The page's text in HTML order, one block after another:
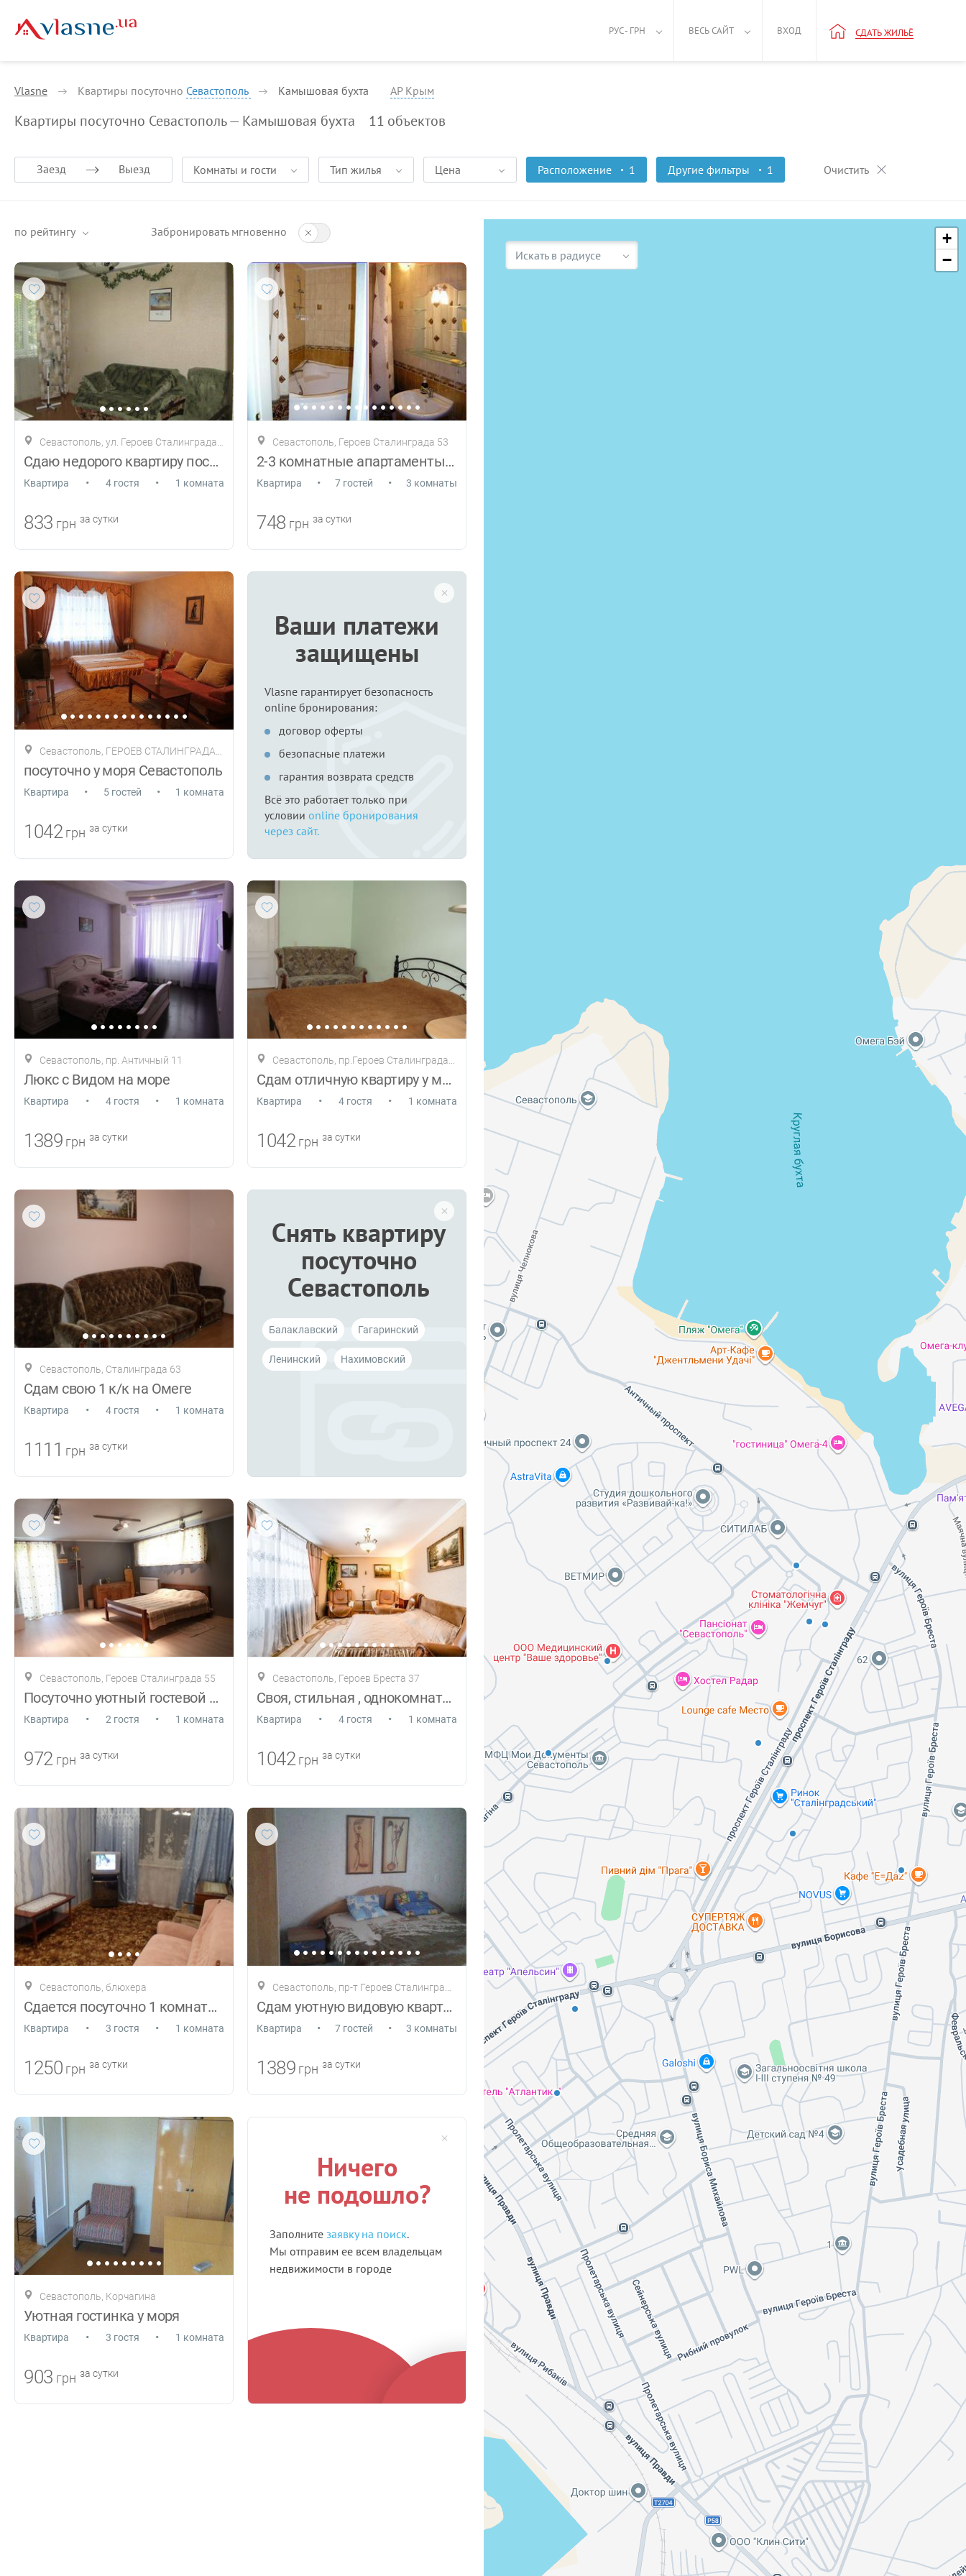
РУС - ГРН ВЕСЬ САЙТ ВХОД СДАТЬ ЖИЛЬЁ
Vlasne Квартиры посуточно Севастополь Камышовая бухта АР Крым
Квартиры посуточно Севастополь — Камышовая бухта 11 объектов
Заезд Выезд Комнаты и гости Тип жилья Цена Расположение 1 Другие фильтры 1 Очистить
по рейтингу Забронировать мгновенно
Севастополь, ул. Героев Сталинграда, 26
Сдаю недорого квартиру посуточно у моря
Квартира • 4 гостя • 1 комната
833 грн за сутки
Севастополь, Героев Сталинграда 53
2-3 комнатные апартаменты у моря!
Квартира • 7 гостей • 3 комнаты
748 грн за сутки
Севастополь, ГЕРОЕВ СТАЛИНГРАДА 46
посуточно у моря Севастополь
Квартира • 5 гостей • 1 комната
1042 грн за сутки
Ваши платежи
защищены
Vlasne гарантирует безопасность
online бронирования:
договор оферты
безопасные платежи
гарантия возврата средств
Всё это работает только при
условии online бронирования
через сайт.
Севастополь, пр. Античный 11
Люкс с Видом на море
Квартира • 4 гостя • 1 комната
1389 грн за сутки
Севастополь, пр.Героев Сталинграда,63
Сдам отличную квартиру у моря
Квартира • 4 гостя • 1 комната
1042 грн за сутки
Севастополь, Сталинграда 63
Сдам свою 1 к/к на Омеге
Квартира • 4 гостя • 1 комната
1111 грн за сутки
Снять квартиру
посуточно
Севастополь
Балаклавский Гагаринский
Ленинский Нахимовский
Севастополь, Героев Сталинграда 55
Посуточно уютный гостевой номер у моря.
Квартира • 2 гостя • 1 комната
972 грн за сутки
Севастополь, Героев Бреста 37
Своя, стильная , однокомнатная.
Квартира • 4 гостя • 1 комната
1042 грн за сутки
Севастополь, блюхера
Сдается посуточно 1 комнатная квартира у
Квартира • 3 гостя • 1 комната
1250 грн за сутки
Севастополь, пр-т Героев Сталинграда 39
Сдам уютную видовую квартиру
Квартира • 7 гостей • 3 комнаты
1389 грн за сутки
Севастополь, Корчагина
Уютная гостинка у моря
Квартира • 3 гостя • 1 комната
903 грн за сутки
Ничего
не подошло?
Заполните заявку на поиск.
Мы отправим ее всем владельцам
недвижимости в городе
Искать в радиусе
+
−